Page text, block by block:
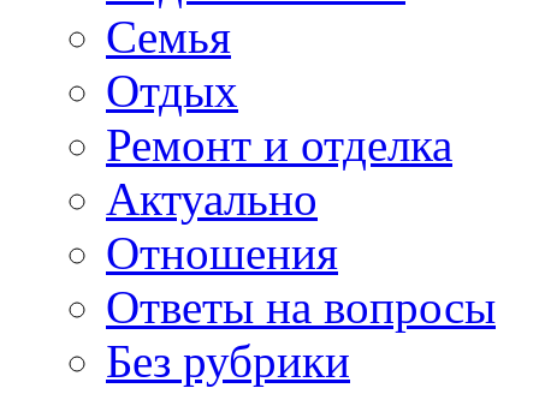
Семья
Отдых
Ремонт и отделка
Актуально
Отношения
Ответы на вопросы
Без рубрики